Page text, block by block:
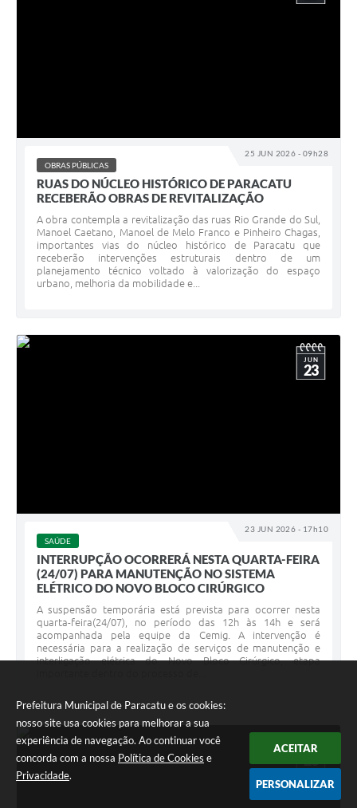
Prefeitura Municipal de Paracatu e os cookies:
nosso site usa cookies para melhorar a sua
experiência de navegação. Ao continuar você
concorda com a nossa Política de Cookies e
Privacidade.
ACEITAR
PERSONALIZAR
25 JUN 2026 - 09h28
OBRAS PÚBLICAS
RUAS DO NÚCLEO HISTÓRICO DE PARACATU
RECEBERÃO OBRAS DE REVITALIZAÇÃO
A obra contempla a revitalização das ruas Rio Grande do Sul,
Manoel Caetano, Manoel de Melo Franco e Pinheiro Chagas,
importantes vias do núcleo histórico de Paracatu que
receberão intervenções estruturais dentro de um
planejamento técnico voltado à valorização do espaço
urbano, melhoria da mobilidade e...
23 JUN 2026 - 17h10
JUN
23
SAÚDE
INTERRUPÇÃO OCORRERÁ NESTA QUARTA-FEIRA
(24/07) PARA MANUTENÇÃO NO SISTEMA
ELÉTRICO DO NOVO BLOCO CIRÚRGICO
A suspensão temporária está prevista para ocorrer nesta
quarta-feira(24/07), no período das 12h às 14h e será
acompanhada pela equipe da Cemig. A intervenção é
necessária para a realização de serviços de manutenção e
interligação elétrica do Novo Bloco Cirúrgico, etapa
JUN
23